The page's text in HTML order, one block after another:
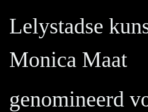
Lelystadse
Monica Maat
genomineerd